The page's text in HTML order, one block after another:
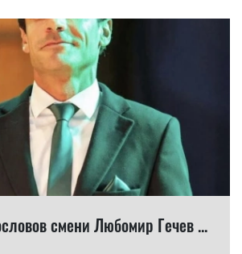
смени Любомир Гечев ...